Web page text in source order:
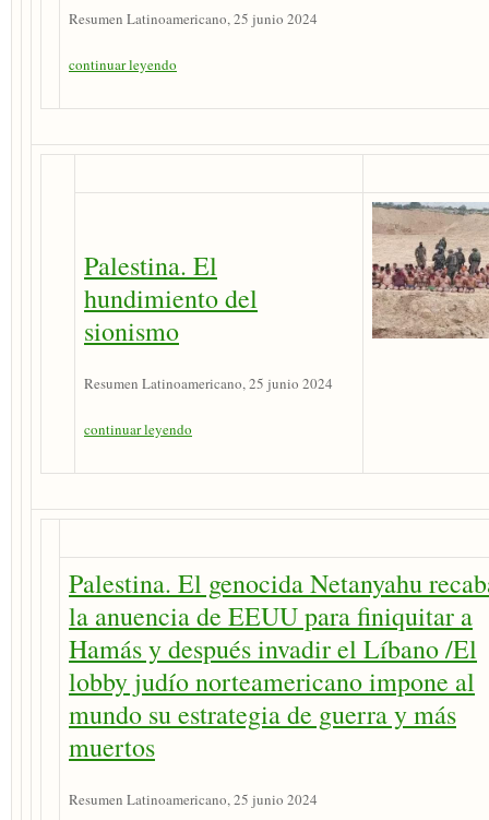
Resumen Latinoamericano, 25 junio 2024
continuar leyendo
Palestina. El
hundimiento del
sionismo
Resumen Latinoamericano, 25 junio 2024
continuar leyendo
Palestina. El genocida Netanyahu
la anuencia de EEUU para finiquitar a
Hamás y después invadir el Líbano /El
lobby judío norteamericano impone al
mundo su estrategia de guerra y más
muertos
Resumen Latinoamericano, 25 junio 2024